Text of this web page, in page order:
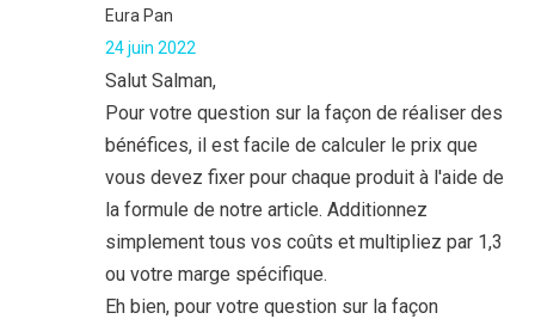
Eura Pan
24 juin 2022
Salut Salman,
Pour votre question sur la façon de réaliser des
bénéfices, il est facile de calculer le prix que
vous devez fixer pour chaque produit à l'aide de
la formule de notre article. Additionnez
simplement tous vos coûts et multipliez par 1,3
ou votre marge spécifique.
Eh bien, pour votre question sur la façon